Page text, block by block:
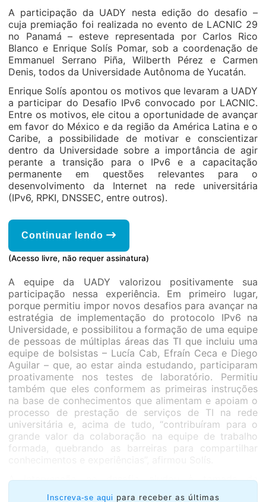
A participação da UADY nesta edição do desafio –
cuja premiação foi realizada no evento de LACNIC 29
no Panamá – esteve representada por Carlos Rico
Blanco e Enrique Solís Pomar, sob a coordenação de
Emmanuel Serrano Piña, Wilberth Pérez e Carmen
Denis, todos da Universidade Autônoma de Yucatán.
Enrique Solís apontou os motivos que levaram a UADY
a participar do Desafio IPv6 convocado por LACNIC.
Entre os motivos, ele citou a oportunidade de avançar
em favor do México e da região da América Latina e o
Caribe, a possibilidade de motivar e conscientizar
dentro da Universidade sobre a importância de agir
perante a transição para o IPv6 e a capacitação
permanente em questões relevantes para o
desenvolvimento da Internet na rede universitária
(IPv6, RPKI, DNSSEC, entre outros).
Continuar lendo
(Acesso livre, não requer assinatura)
A equipe da UADY valorizou positivamente sua
participação nessa experiência. Em primeiro lugar,
porque permitiu impor novos desafios para avançar na
estratégia de implementação do protocolo IPv6 na
Universidade, e possibilitou a formação de uma equipe
de pessoas de múltiplas áreas das TI que incluiu uma
equipe de bolsistas – Lucía Cab, Efraín Ceca e Diego
Aguilar – que, ao estar ainda estudando, participaram
proativamente nos testes de laboratório. Permitiu
também que eles conformem as primeiras instruções
na base de conhecimentos que alimentam e apoiam o
processo de prestação de serviços de TI na rede
universitária e, acima de tudo, “contribuíram para o
grande valor da colaboração na equipe de trabalho
formada, quebrando as barreiras para compartilhar
A intervenção no desafio ajudou à tomada de
consciência sobre a importância da implementação do
Inscreva-se aqui para receber as últimas